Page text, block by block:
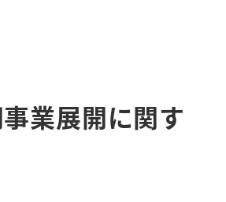
業展開に関す